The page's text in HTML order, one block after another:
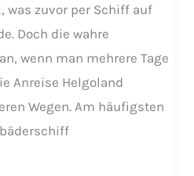
was zuvor per Schiff auf
Doch die wahre
wenn man mehrere Tage
Anreise Helgoland
Wegen. Am häufigsten